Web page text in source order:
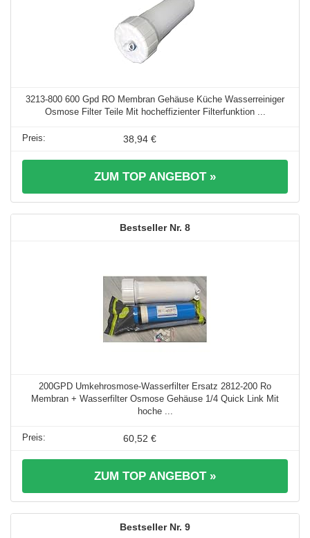
3213-800 600 Gpd RO Membran Gehäuse Küche Wasserreiniger
Osmose Filter Teile Mit hocheffizienter Filterfunktion ...
38,94 €
ZUM TOP ANGEBOT »
8
200GPD Umkehrosmose-Wasserfilter Ersatz 2812-200 Ro
Membran + Wasserfilter Osmose Gehäuse 1/4 Quick Link Mit
hoche ...
60,52 €
ZUM TOP ANGEBOT »
9